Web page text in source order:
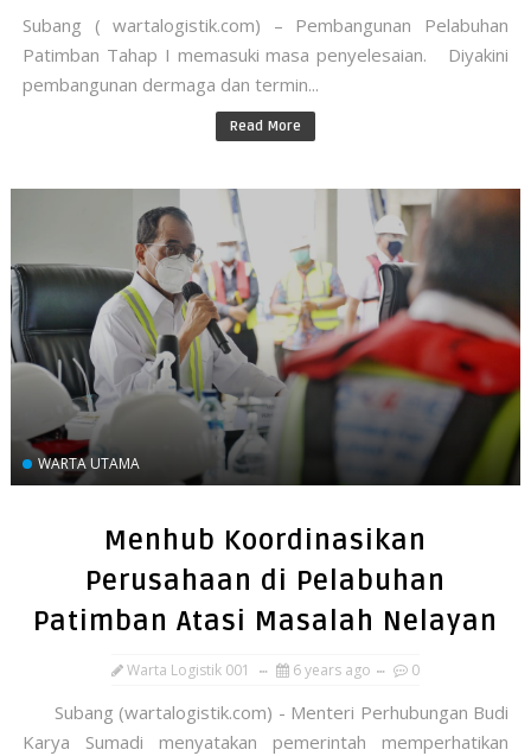
Subang ( wartalogistik.com) – Pembangunan Pelabuhan
Patimban Tahap I memasuki masa penyelesaian. Diyakini
pembangunan dermaga dan termin...
Read More
WARTA UTAMA
Menhub Koordinasikan
Perusahaan di Pelabuhan
Patimban Atasi Masalah Nelayan
Warta Logistik 001 6 years ago 0
Subang (wartalogistik.com) - Menteri Perhubungan Budi
Karya Sumadi menyatakan pemerintah memperhatikan